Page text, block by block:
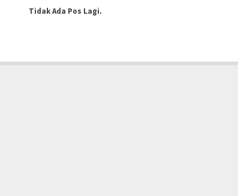
Tidak Ada Pos Lagi.